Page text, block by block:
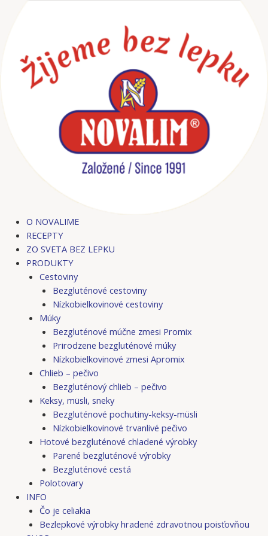
O NOVALIME
RECEPTY
ZO SVETA BEZ LEPKU
PRODUKTY
Cestoviny
Bezgluténové cestoviny
Nízkobielkovinové cestoviny
Múky
Bezgluténové múčne zmesi Promix
Prirodzene bezgluténové múky
Nízkobielkovinové zmesi Apromix
Chlieb – pečivo
Bezgluténový chlieb – pečivo
Keksy, müsli, sneky
Bezgluténové pochutiny-keksy-müsli
Nízkobielkovinové trvanlivé pečivo
Hotové bezgluténové chladené výrobky
Parené bezgluténové výrobky
Bezgluténové cestá
Polotovary
INFO
Čo je celiakia
Bezlepkové výrobky hradené zdravotnou poisťovňou